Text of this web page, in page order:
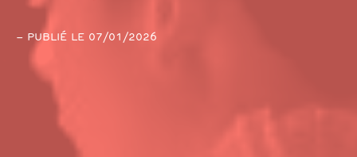
– PUBLIÉ LE 07/01/2026